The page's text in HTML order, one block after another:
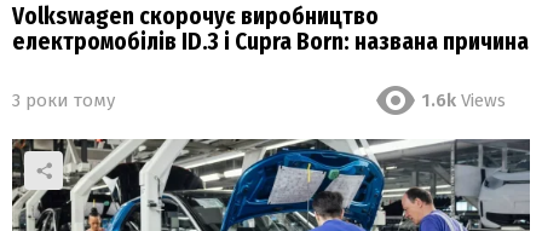
Volkswagen скорочує виробництво
електромобілів ID.3 і Cupra Born: названа причина
3 роки тому 1.6k Views